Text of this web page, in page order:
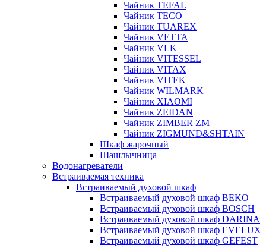
Чайник TEFAL
Чайник TECO
Чайник TUAREX
Чайник VETTA
Чайник VLK
Чайник VITESSEL
Чайник VITAX
Чайник VITEK
Чайник WILMARK
Чайник XIAOMI
Чайник ZEIDAN
Чайник ZIMBER ZM
Чайник ZIGMUND&SHTAIN
Шкаф жарочный
Шашлычница
Водонагреватели
Встраиваемая техника
Встраиваемый духовой шкаф
Встраиваемый духовой шкаф BEKO
Встраиваемый духовой шкаф BOSCH
Встраиваемый духовой шкаф DARINA
Встраиваемый духовой шкаф EVELUX
Встраиваемый духовой шкаф GEFEST